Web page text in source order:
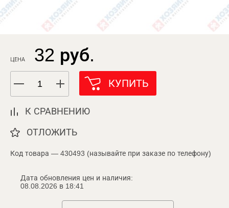
ЦЕНА 32 руб.
КУПИТЬ
К СРАВНЕНИЮ
ОТЛОЖИТЬ
Код товара — 430493 (называйте при заказе по телефону)
Дата обновления цен и наличия:
08.08.2026 в 18:41